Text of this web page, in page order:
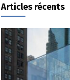
Articles récents